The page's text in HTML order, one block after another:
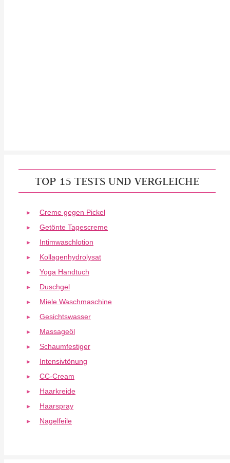
TOP 15 TESTS UND VERGLEICHE
Creme gegen Pickel
Getönte Tagescreme
Intimwaschlotion
Kollagenhydrolysat
Yoga Handtuch
Duschgel
Miele Waschmaschine
Gesichtswasser
Massageöl
Schaumfestiger
Intensivtönung
CC-Cream
Haarkreide
Haarspray
Nagelfeile